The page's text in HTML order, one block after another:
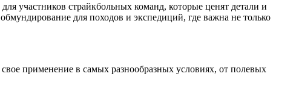
участников страйкбольных команд, которые ценят детали и
для походов и экспедиций, где важна не только
применение в самых разнообразных условиях, от полевых